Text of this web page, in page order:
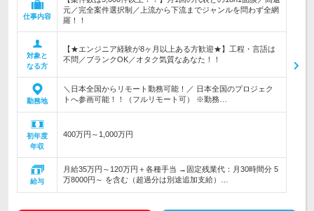
仕事内容
元／完全案件選択制／上流から下流までジャンルを問わず全網
羅！！
対象と
なる方
【★エンジニア経験が8ヶ月以上ある方歓迎★】工程・言語は
不問／ブランクOK／オタク気質なあなた！！
勤務地
＼日本全国からリモート勤務可能！／ 日本全国のプロジェク
トへ参画可能！！（フルリモート可） ※勤務…
初年度
年収
400万円～1,000万円
給与
月給35万円～120万円＋各種手当 →固定残業代：月30時間分 5
万8000円～ を含む（超過分は別途追加支給）…